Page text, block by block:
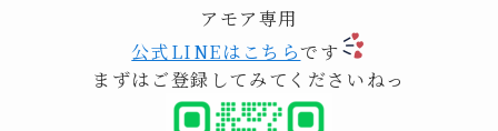
アモア専用
公式LINEはこちらです
まずはご登録してみてくださいねっ